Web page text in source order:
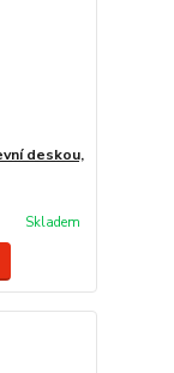
deskou,
Skladem